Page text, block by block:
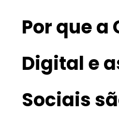
Por que a
Digital e
Sociais